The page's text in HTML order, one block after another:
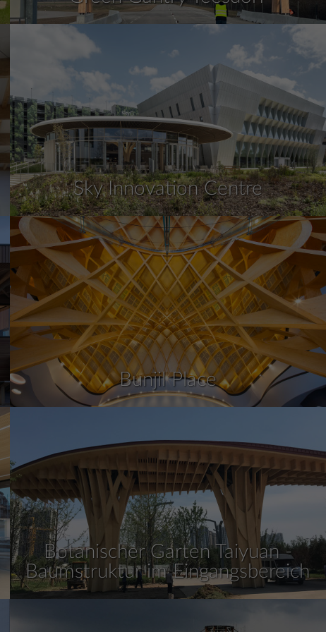
Sky Innovation Centre
Bunjil Place
Botanischer Garten Taiyuan -
Baumstruktur im Eingangsbereich